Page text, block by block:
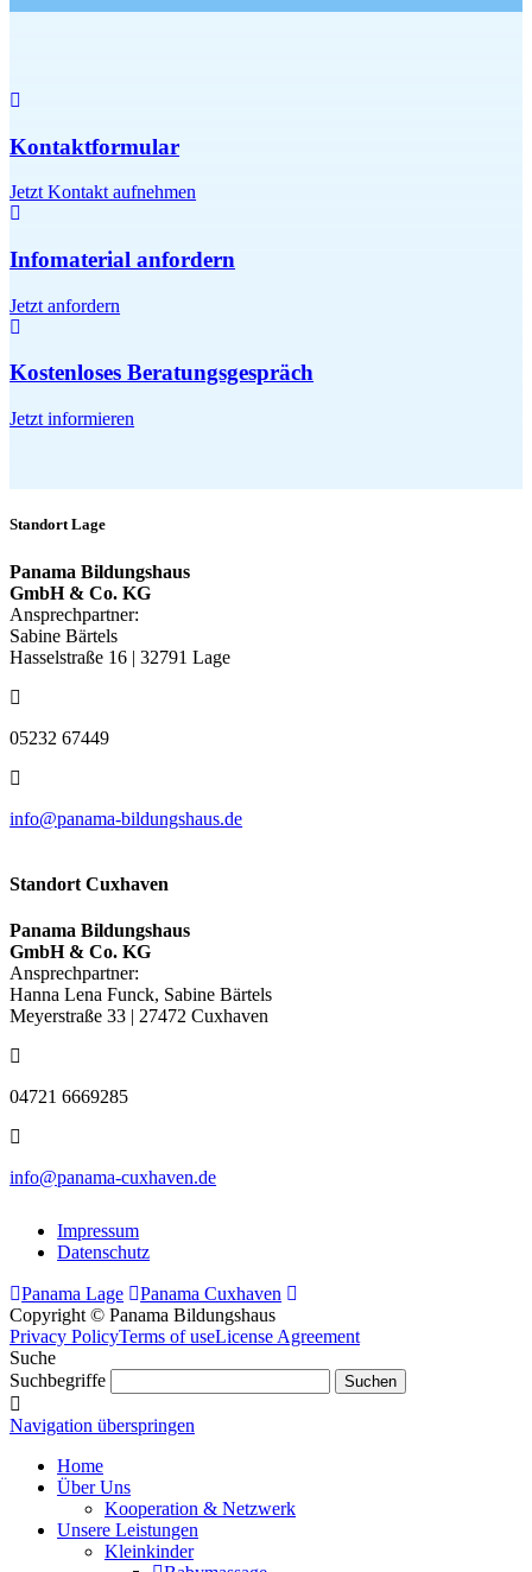
Kontaktformular
Jetzt Kontakt aufnehmen
Infomaterial anfordern
Jetzt anfordern
Kostenloses Beratungsgespräch
Jetzt informieren
Standort Lage
Panama Bildungshaus
GmbH & Co. KG
Ansprechpartner:
Sabine Bärtels
Hasselstraße 16 | 32791 Lage
05232 67449
info@panama-bildungshaus.de
Standort Cuxhaven
Panama Bildungshaus
GmbH & Co. KG
Ansprechpartner:
Hanna Lena Funck, Sabine Bärtels
Meyerstraße 33 | 27472 Cuxhaven
04721 6669285
info@panama-cuxhaven.de
Impressum
Datenschutz
Panama Lage
Panama Cuxhaven
Copyright © Panama Bildungshaus
Privacy PolicyTerms of useLicense Agreement
Suche
Suchbegriffe
Navigation überspringen
Home
Über Uns
Kooperation & Netzwerk
Unsere Leistungen
Kleinkinder